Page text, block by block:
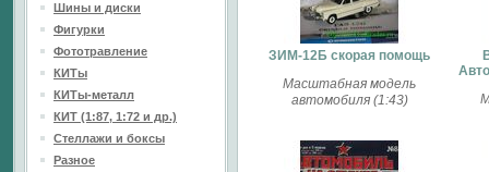
ЗИМ-12Б скорая помощь
Масштабная модель
автомобиля (1:43)
Шины и диски
Фигурки
Фототравление
КИТы
КИТы-металл
КИТ (1:87, 1:72 и др.)
Стеллажи и боксы
Разное